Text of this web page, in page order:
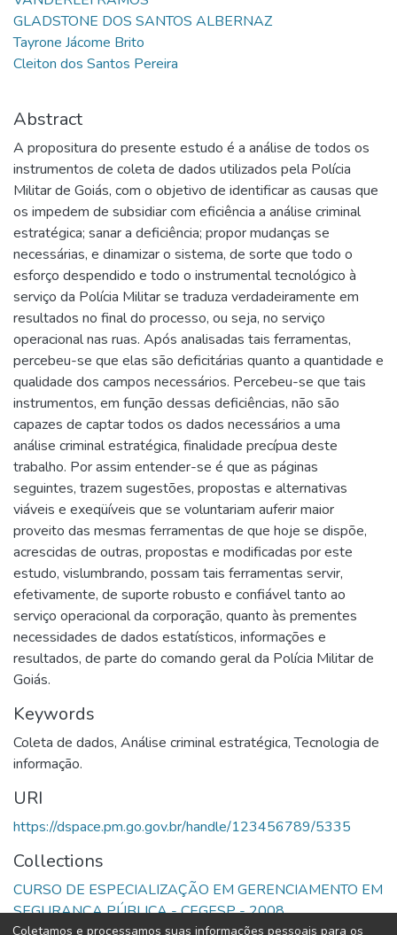
GLADSTONE DOS SANTOS ALBERNAZ
Tayrone Jácome Brito
Cleiton dos Santos Pereira
Abstract
A propositura do presente estudo é a análise de todos os
instrumentos de coleta de dados utilizados pela Polícia
Militar de Goiás, com o objetivo de identificar as causas que
os impedem de subsidiar com eficiência a análise criminal
estratégica; sanar a deficiência; propor mudanças se
necessárias, e dinamizar o sistema, de sorte que todo o
esforço despendido e todo o instrumental tecnológico à
serviço da Polícia Militar se traduza verdadeiramente em
resultados no final do processo, ou seja, no serviço
operacional nas ruas. Após analisadas tais ferramentas,
percebeu-se que elas são deficitárias quanto a quantidade e
qualidade dos campos necessários. Percebeu-se que tais
instrumentos, em função dessas deficiências, não são
capazes de captar todos os dados necessários a uma
análise criminal estratégica, finalidade precípua deste
trabalho. Por assim entender-se é que as páginas
seguintes, trazem sugestões, propostas e alternativas
viáveis e exeqüíveis que se voluntariam auferir maior
proveito das mesmas ferramentas de que hoje se dispõe,
acrescidas de outras, propostas e modificadas por este
estudo, vislumbrando, possam tais ferramentas servir,
efetivamente, de suporte robusto e confiável tanto ao
serviço operacional da corporação, quanto às prementes
necessidades de dados estatísticos, informações e
resultados, de parte do comando geral da Polícia Militar de
Goiás.
Keywords
Coleta de dados, Análise criminal estratégica,Tecnologia de
informação.
URI
https://dspace.pm.go.gov.br/handle/123456789/5335
Collections
CURSO DE ESPECIALIZAÇÃO EM GERENCIAMENTO EM
SEGURANÇA PÚBLICA - CEGESP - 2008
Coletamos e processamos suas informações pessoais para os